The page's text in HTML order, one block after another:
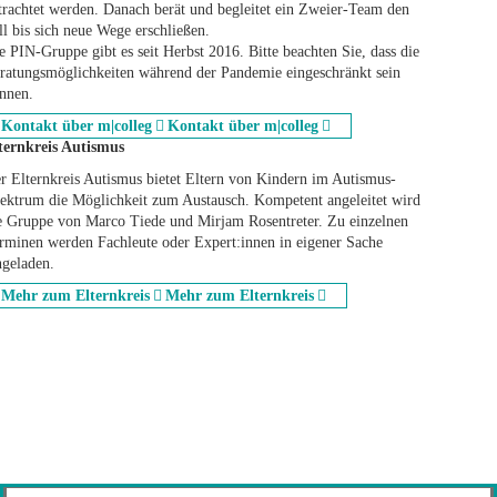
werden. Danach berät und begleitet ein Zweier-Team den
bis sich neue Wege erschließen.
PIN-Gruppe gibt es seit Herbst 2016. Bitte beachten Sie, dass die
während der Pandemie eingeschränkt sein
Kontakt über m|colleg
Kontakt über m|colleg
Autismus
Elternkreis Autismus bietet Eltern von Kindern im Autismus-
die Möglichkeit zum Austausch. Kompetent angeleitet wird
Gruppe von Marco Tiede und Mirjam Rosentreter. Zu einzelnen
werden Fachleute oder Expert:innen in eigener Sache
Mehr zum Elternkreis
Mehr zum Elternkreis